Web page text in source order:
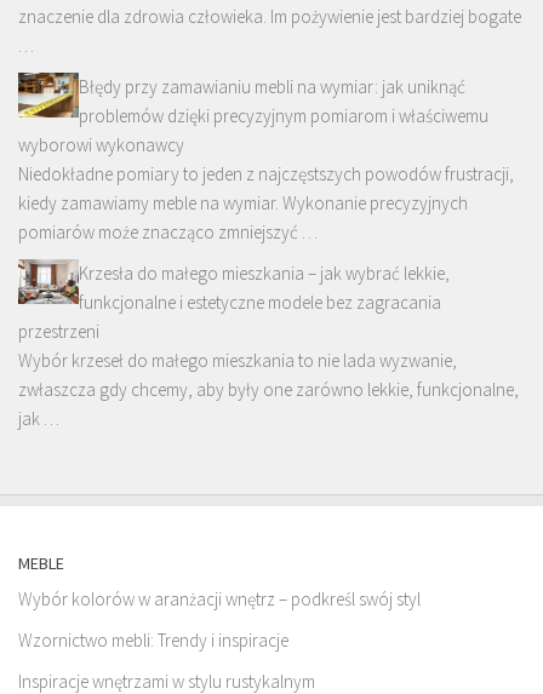
znaczenie dla zdrowia człowieka. Im pożywienie jest bardziej bogate
Błędy przy zamawianiu mebli na wymiar: jak uniknąć
problemów dzięki precyzyjnym pomiarom i właściwemu
wyborowi wykonawcy
Niedokładne pomiary to jeden z najczęstszych powodów frustracji,
kiedy zamawiamy meble na wymiar. Wykonanie precyzyjnych
pomiarów może znacząco zmniejszyć …
Krzesła do małego mieszkania – jak wybrać lekkie,
funkcjonalne i estetyczne modele bez zagracania
przestrzeni
Wybór krzeseł do małego mieszkania to nie lada wyzwanie,
zwłaszcza gdy chcemy, aby były one zarówno lekkie, funkcjonalne,
jak …
MEBLE
Wybór kolorów w aranżacji wnętrz – podkreśl swój styl
Wzornictwo mebli: Trendy i inspiracje
Inspiracje wnętrzami w stylu rustykalnym